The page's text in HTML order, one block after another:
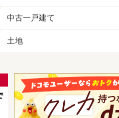
中古一戸建て
土地